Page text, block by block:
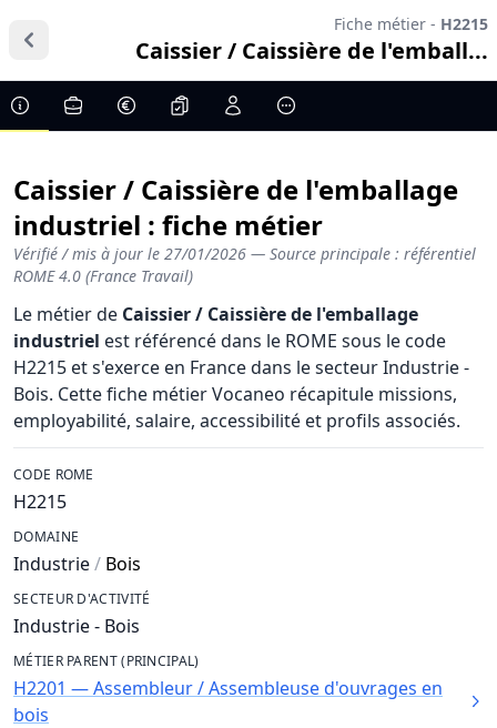
Fiche métier - H2215
Caissier / Caissière de l'emball...
Caissier / Caissière de l'emballage
industriel : fiche métier
Vérifié / mis à jour le 27/01/2026 — Source principale : référentiel
ROME 4.0 (France Travail)
Le métier de Caissier / Caissière de l'emballage
industriel est référencé dans le ROME sous le code
H2215 et s'exerce en France dans le secteur Industrie -
Bois. Cette fiche métier Vocaneo récapitule missions,
employabilité, salaire, accessibilité et profils associés.
CODE ROME
H2215
DOMAINE
Industrie/ Bois
SECTEUR D'ACTIVITÉ
Industrie - Bois
MÉTIER PARENT (PRINCIPAL)
H2201 — Assembleur / Assembleuse d'ouvrages en
bois